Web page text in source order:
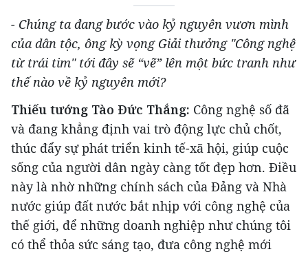
- Chúng ta đang bước vào kỷ nguyên vươn mình
của dân tộc, ông kỳ vọng Giải thưởng "Công nghệ
từ trái tim" tới đây sẽ “vẽ” lên một bức tranh như
thế nào về kỷ nguyên mới?
Thiếu tướng Tào Đức Thắng: Công nghệ số đã
và đang khẳng định vai trò động lực chủ chốt,
thúc đẩy sự phát triển kinh tế-xã hội, giúp cuộc
sống của người dân ngày càng tốt đẹp hơn. Điều
này là nhờ những chính sách của Đảng và Nhà
nước giúp đất nước bắt nhịp với công nghệ của
thế giới, để những doanh nghiệp như chúng tôi
có thể thỏa sức sáng tạo, đưa công nghệ mới